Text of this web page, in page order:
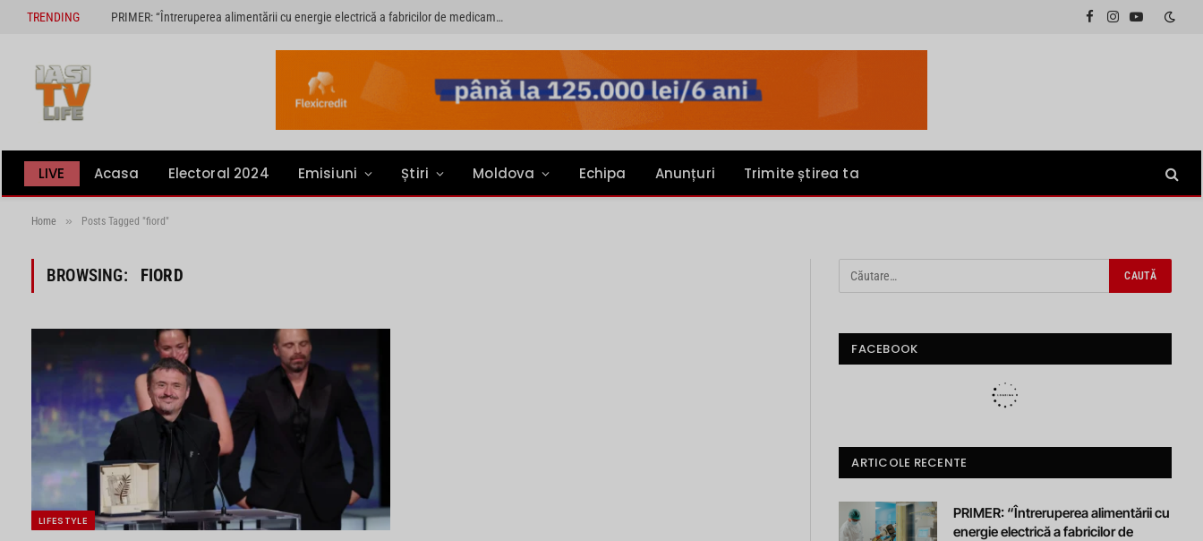
TRENDING PRIMER: “Întreruperea alimentării cu energie electrică a fabricilor de medicamente va pune în pericol accesul pacienților la medicamente esențiale”
Facebook
InstagramYouTube
LIVE Acasa Electoral 2024 Emisiuni Știri Moldova Echipa Anunțuri Trimite știrea ta
Home » Posts Tagged "fiord"
BROWSING: FIORD
LIFESTYLE
FACEBOOK
ARTICOLE RECENTE
PRIMER: “Întreruperea alimentării cu
energie electrică a fabricilor de